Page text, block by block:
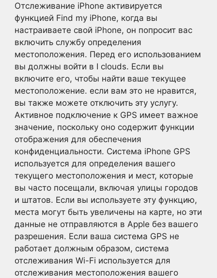
Отслеживание iPhone активируется
функцией Find my iPhone, когда вы
настраиваете свой iPhone, он попросит вас
включить службу определения
местоположения. Перед его использованием
вы должны войти в I clouds. Если вы
включите его, чтобы найти ваше текущее
местоположение. если вам это не нравится,
вы также можете отключить эту услугу.
Активное подключение к GPS имеет важное
значение, поскольку оно содержит функции
отображения для обеспечения
конфиденциальности. Система iPhone GPS
используется для определения вашего
текущего местоположения и мест, которые
вы часто посещали, включая улицы городов
и штатов. Если вы используете эту функцию,
места могут быть увеличены на карте, но эти
данные не отправляются в Apple без вашего
разрешения. Если ваша система GPS не
работает должным образом, система
отслеживания Wi-Fi используется для
отслеживания местоположения вашего